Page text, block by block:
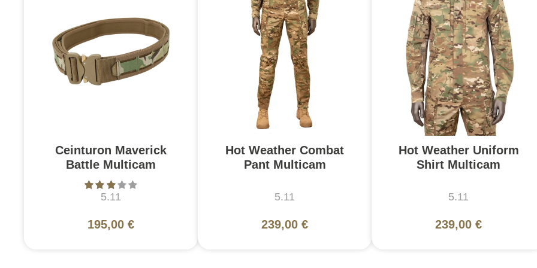
Ceinturon Maverick
Battle Multicam
5.11
195,00 €
Hot Weather Combat
Pant Multicam
5.11
239,00 €
Hot Weather Uniform
Shirt Multicam
5.11
239,00 €